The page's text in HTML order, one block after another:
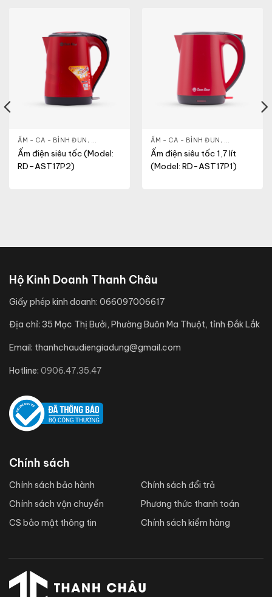
ẤM - CA - BÌNH ĐUN , GIA DỤNG KHỎE & ĐẸP,NỒI - ẤM - CA - BÌNH
Ấm điện siêu tốc (Model:
RD–AST17P2)
ẤM - CA - BÌNH ĐUN ,
Ấm điện siêu tốc 1,7 lít
(Model: RD-AST17P1)
,LÒ VI SÓNG
Hộ Kinh Doanh Thanh Châu
Giấy phép kinh doanh: 066097006617
Địa chỉ: 35 Mạc Thị Bưởi, Phường Buôn Ma Thuột, tỉnh Đắk Lắk
Email: thanhchaudiengiadung@gmail.com
Hotline: 0906.47.35.47
Chính sách
Chính sách bảo hành
Chính sách vận chuyển
CS bảo mật thông tin
Chính sách đổi trả
Phương thức thanh toán
Chính sách kiểm hàng